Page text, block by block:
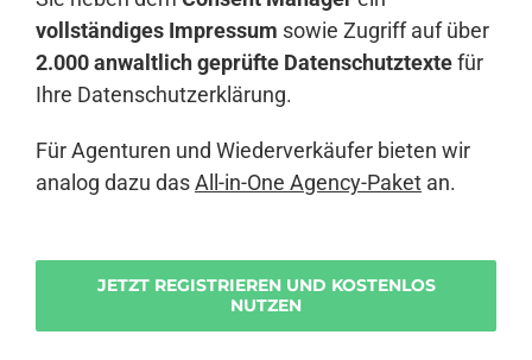
vollständiges Impressum sowie Zugriff auf über
2.000 anwaltlich geprüfte Datenschutztextefür
Ihre Datenschutzerklärung.
Für Agenturen und Wiederverkäufer bieten wir
analog dazu dasAll-in-One Agency-Paket an.
JETZT REGISTRIEREN UND KOSTENLOS
NUTZEN